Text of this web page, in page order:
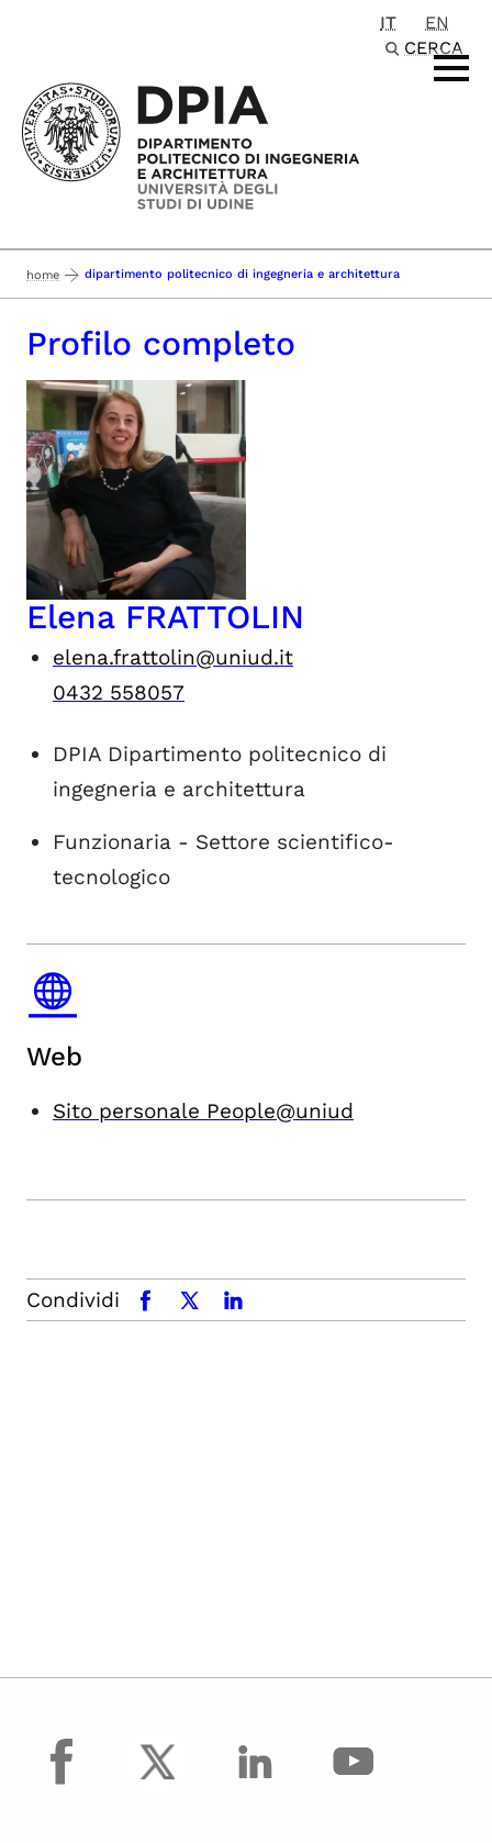
IT
EN
CERCA
home dipartimento politecnico di ingegneria e architettura
Profilo completo
Elena FRATTOLIN
elena.frattolin@uniud.it
0432 558057
DPIA Dipartimento politecnico di
ingegneria e architettura
Funzionaria - Settore scientifico-
tecnologico
Web
Sito personale People@uniud
Condividi facebookx.comlinkedin
facebook